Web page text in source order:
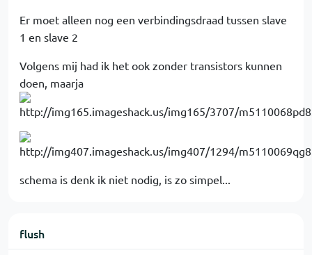
Er moet alleen nog een verbindingsdraad tussen slave
1 en slave 2
Volgens mij had ik het ook zonder transistors kunnen
doen, maarja
schema is denk ik niet nodig, is zo simpel...
flush